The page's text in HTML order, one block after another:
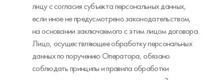
лицу с согласия субъекта персональных данных,
если иное не предусмотрено законодательством,
на основании заключаемого с этим лицом договора.
Лицо, осуществляющее обработку персональных
данных по поручению Оператора, обязано
соблюдать принципы и правила обработки